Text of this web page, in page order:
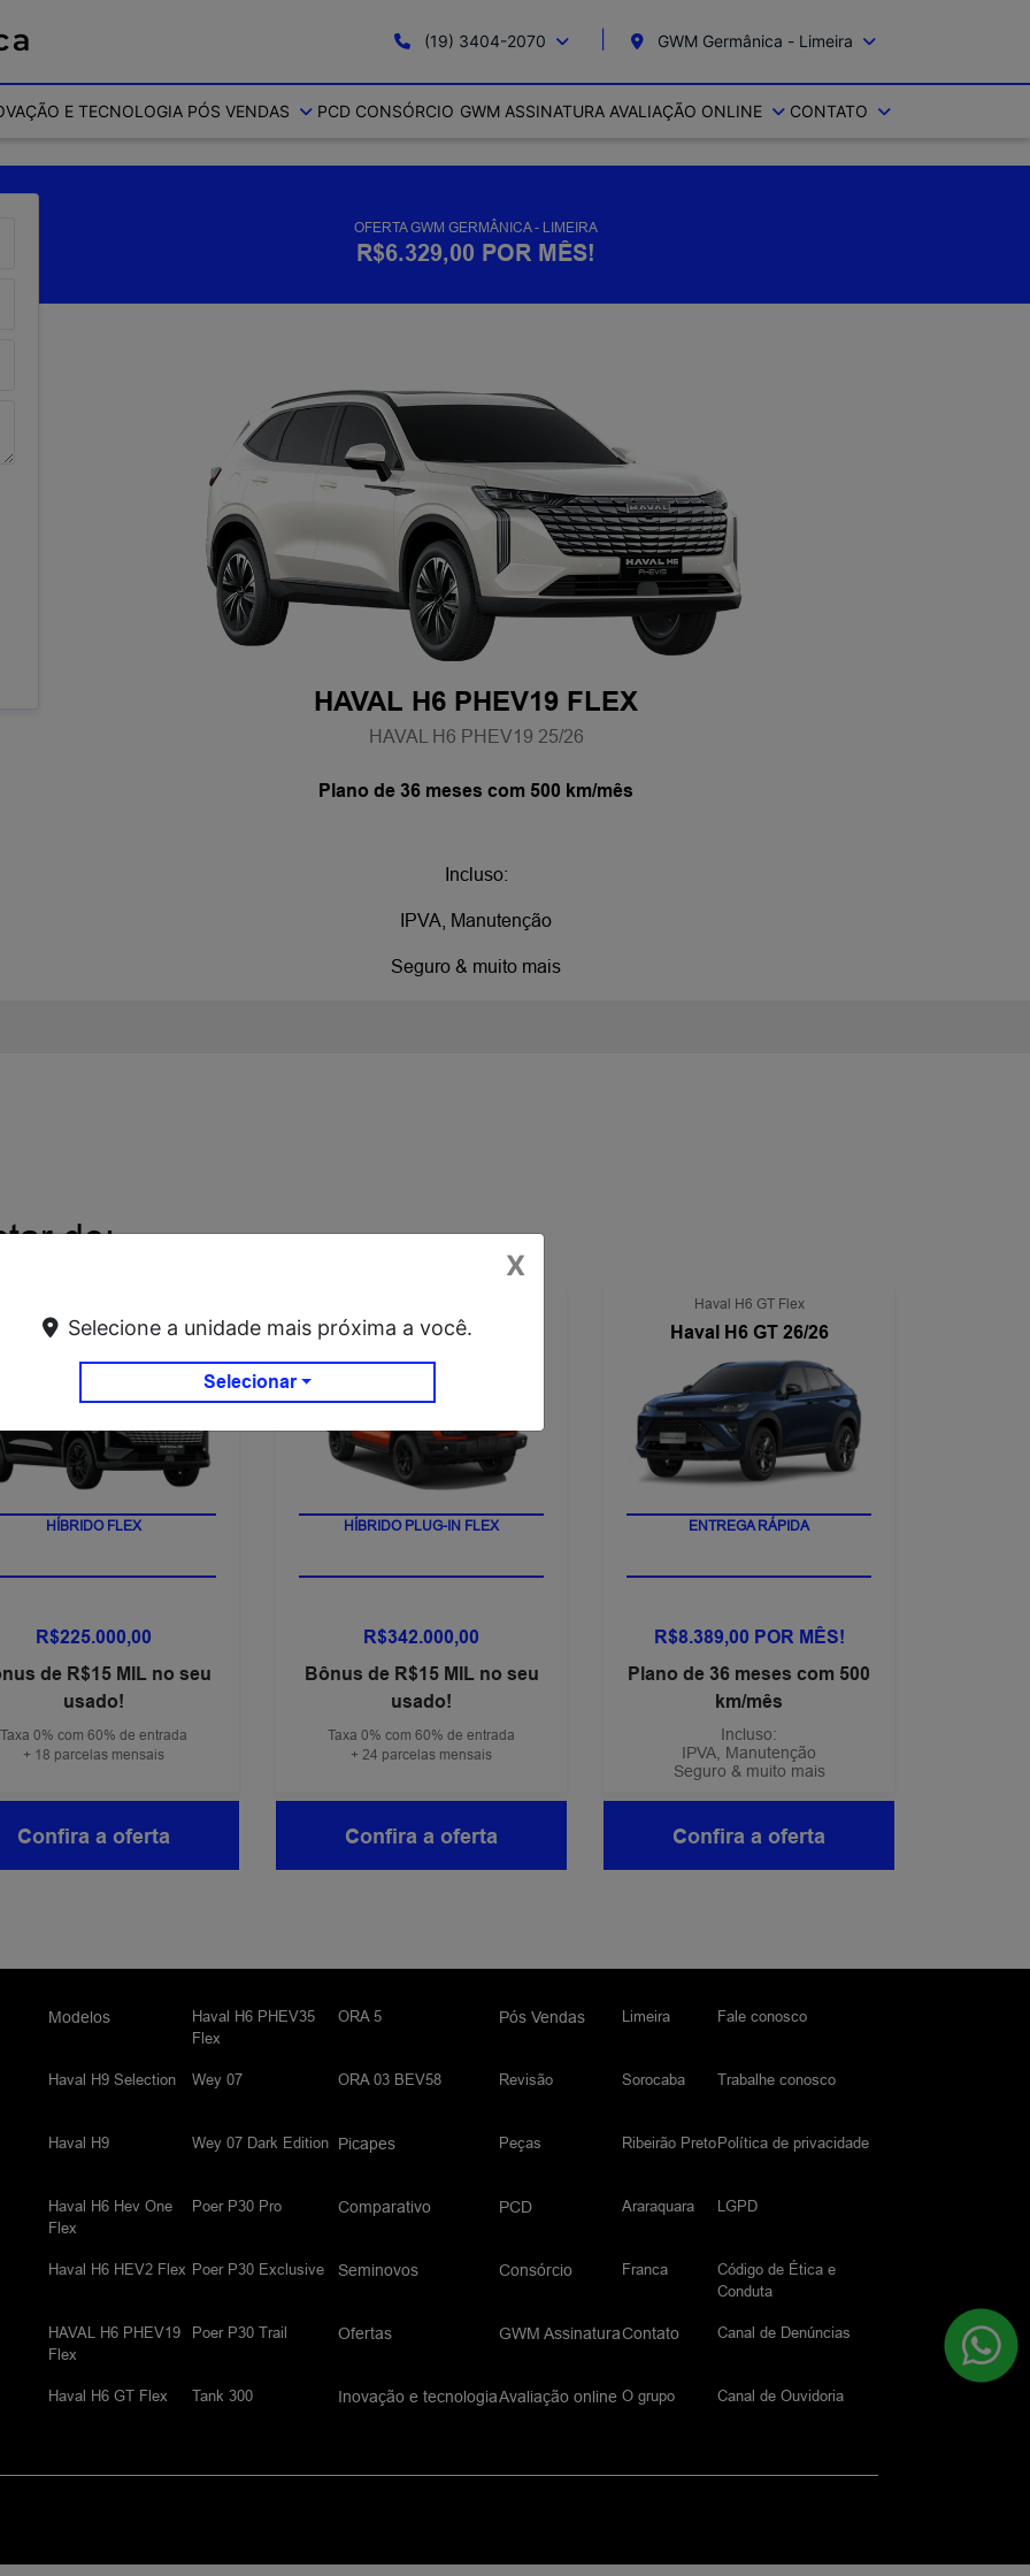
(19) 3404-2070 GWM Germânica - Limeira
E TECNOLOGIA PÓS VENDAS PCD CONSÓRCIO GWM ASSINATURA AVALIAÇÃO ONLINE CONTATO
OFERTA GWM GERMÂNICA - LIMEIRA
R$6.329,00 POR MÊS!
HAVAL H6 PHEV19 FLEX
HAVAL H6 PHEV19 25/26
Plano de 36 meses com 500 km/mês
Incluso:
IPVA, Manutenção
Seguro & muito mais
de:
Haval H6 HEV2 25/26
HÍBRIDO FLEX
R$225.000,00
de R$15 MIL no seu
usado!
Taxa 0% com 60% de entrada
+ 18 parcelas mensais
Confira a oferta
Tank 300 Hi4-T 25/25
HÍBRIDO PLUG-IN FLEX
R$342.000,00
Bônus de R$15 MIL no seu
usado!
Taxa 0% com 60% de entrada
+ 24 parcelas mensais
Confira a oferta
Haval H6 GT Flex
Haval H6 GT 26/26
ENTREGA RÁPIDA
R$8.389,00 POR MÊS!
Plano de 36 meses com 500
km/mês
Incluso:
IPVA, Manutenção
Seguro & muito mais
Confira a oferta
Modelos
Haval H9 Selection
Haval H9
Haval H6 Hev One
Flex
Haval H6 HEV2 Flex
HAVAL H6 PHEV19
Flex
Haval H6 GT Flex
Haval H6 PHEV35
Flex
Wey 07
Wey 07 Dark Edition
Poer P30 Pro
Poer P30 Exclusive
Poer P30 Trail
Tank 300
ORA 5
ORA 03 BEV58
Picapes
Comparativo
Seminovos
Ofertas
Inovação e tecnologia
Pós Vendas
Revisão
Peças
PCD
Consórcio
GWM Assinatura
Avaliação online
Limeira
Sorocaba
Ribeirão Preto
Araraquara
Franca
Contato
O grupo
Fale conosco
Trabalhe conosco
Política de privacidade
LGPD
Código de Ética e
Conduta
Canal de Denúncias
Canal de Ouvidoria
X
Selecione a unidade mais próxima a você.
Selecionar